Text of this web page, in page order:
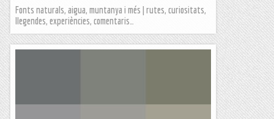
Fonts naturals, aigua, muntanya i més | rutes, curiositats,
llegendes, experiències, comentaris…